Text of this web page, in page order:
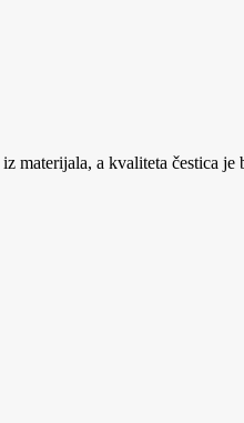
materijala, a kvaliteta čestica je